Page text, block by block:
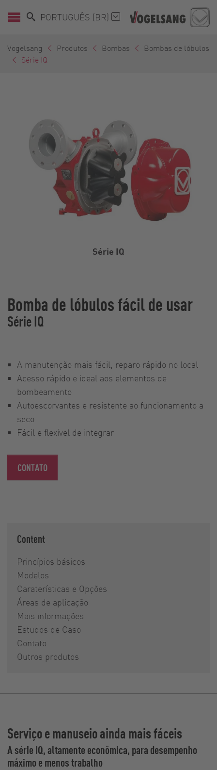
PORTUGUÊS (BR)
Vogelsang Produtos Bombas
Bombas de lóbulos
Série IQ
Série IQ
Bomba de lóbulos fácil de usar
Série IQ
A manutenção mais fácil, reparo rápido no local
Acesso rápido e ideal aos elementos de
bombeamento
Autoescorvantes e resistente ao funcionamento a
seco
Fácil e flexível de integrar
CONTATO
Content
Princípios básicos
Modelos
Caraterísticas e Opções
Áreas de aplicação
Mais informações
Estudos de Caso
Contato
Outros produtos
Serviço e manuseio ainda mais fáceis
A série IQ, altamente econômica, para desempenho
máximo e menos trabalho